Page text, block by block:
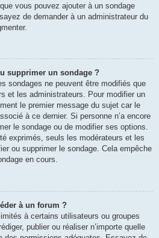
vous pouvez ajouter à un sondage
de demander à un administrateur du
supprimer un sondage ?
sondages ne peuvent être modifiés que
et les administrateurs. Pour modifier un
le premier message du sujet car le
à ce dernier. Si personne n’a encore
le sondage ou de modifier ses options.
exprimés, seuls les modérateurs et les
ou supprimer le sondage. Cela empêche
en cours.
à un forum ?
à certains utilisateurs ou groupes
publier ou réaliser n’importe quelle